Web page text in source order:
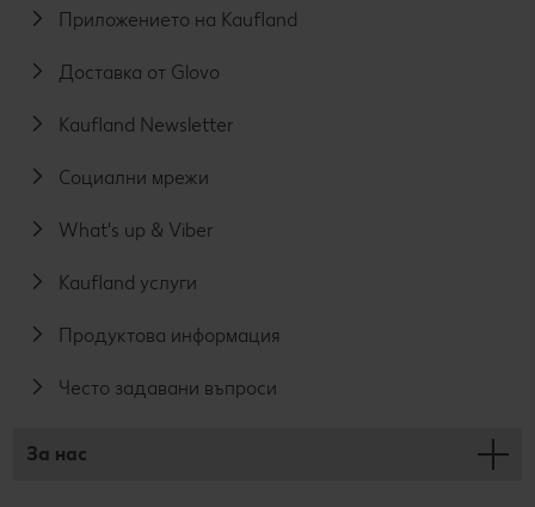
Приложението на Kaufland
Доставка от Glovo
Kaufland Newsletter
Социални мрежи
What's up & Viber
Kaufland услуги
Продуктова информация
Често задавани въпроси
За нас